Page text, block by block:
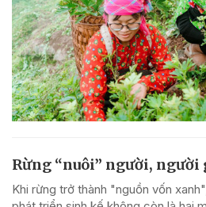
Rừng “nuôi” người,
Khi rừng trở thành "nguồn vốn